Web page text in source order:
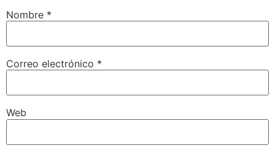
Nombre *
Correo electrónico *
Web